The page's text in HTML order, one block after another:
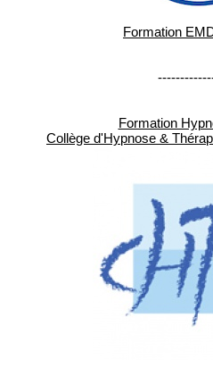
Formation
Formation
Collège d'Hypnose &